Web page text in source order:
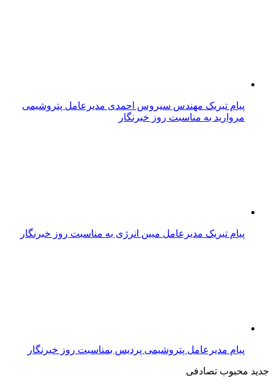
پیام تبریک مهندس سیروس احمدی مدیرعامل پتروشیمی
مروارید به مناسبت روز خبرنگار
پیام تبریک مدیرعامل مبین انرژی به مناسبت روز خبرنگار
پیام مدیرعامل پتروشیمی پردیس بمناسبت روز خبرنگار
جدید محبوب تصادفی